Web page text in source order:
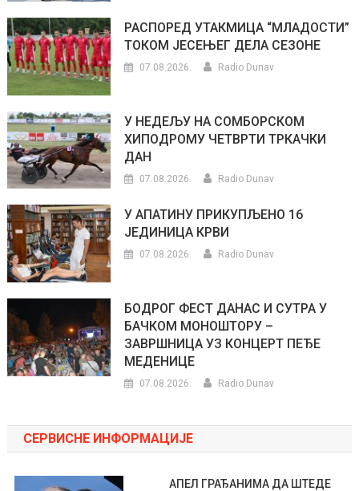
РАСПОРЕД УТАКМИЦА “МЛАДОСТИ”
ТОКОМ ЈЕСЕЊЕГ ДЕЛА СЕЗОНЕ
07.08.2026. Radio Dunav
У НЕДЕЉУ НА СОМБОРСКОМ
ХИПОДРОМУ ЧЕТВРТИ ТРКАЧКИ
ДАН
07.08.2026. Radio Dunav
У АПАТИНУ ПРИКУПЉЕНО 16
ЈЕДИНИЦА КРВИ
07.08.2026. Radio Dunav
БОДРОГ ФЕСТ ДАНАС И СУТРА У
БАЧКОМ МОНОШТОРУ –
ЗАВРШНИЦА УЗ КОНЦЕРТ ПЕЂЕ
МЕДЕНИЦЕ
07.08.2026. Radio Dunav
СЕРВИСНЕ ИНФОРМАЦИЈЕ
АПЕЛ ГРАЂАНИМА ДА ШТЕДЕ